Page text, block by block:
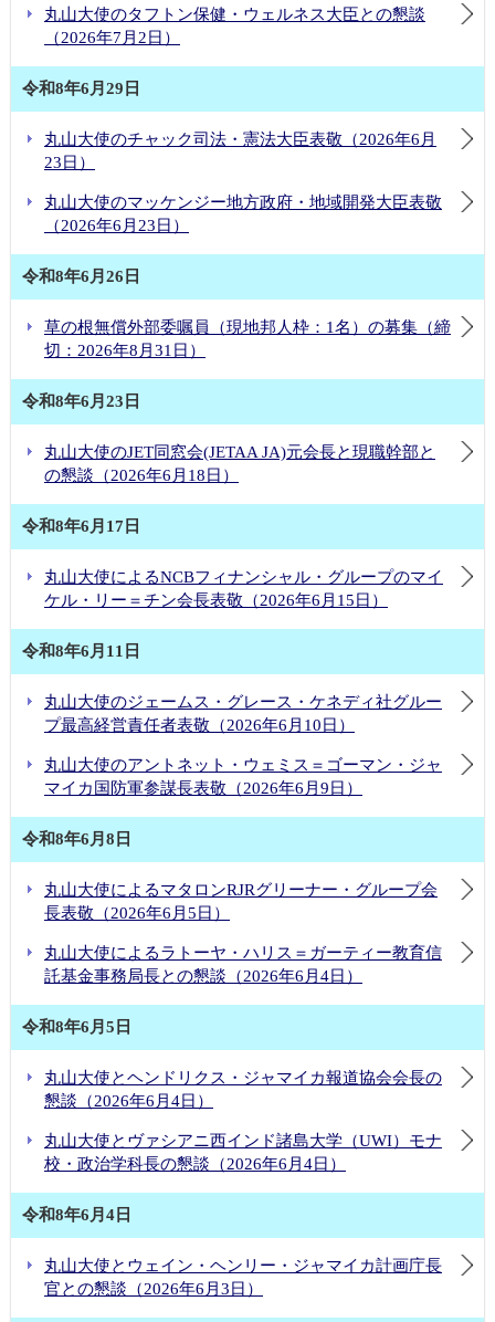
丸山大使のタフトン保健・ウェルネス大臣との懇談
（2026年7月2日）
令和8年6月29日
丸山大使のチャック司法・憲法大臣表敬（2026年6月
23日）
丸山大使のマッケンジー地方政府・地域開発大臣表敬
（2026年6月23日）
令和8年6月26日
草の根無償外部委嘱員（現地邦人枠：1名）の募集（締
切：2026年8月31日）
令和8年6月23日
丸山大使のJET同窓会(JETAA JA)元会長と現職幹部と
の懇談（2026年6月18日）
令和8年6月17日
丸山大使によるNCBフィナンシャル・グループのマイ
ケル・リー＝チン会長表敬（2026年6月15日）
令和8年6月11日
丸山大使のジェームス・グレース・ケネディ社グルー
プ最高経営責任者表敬（2026年6月10日）
丸山大使のアントネット・ウェミス＝ゴーマン・ジャ
マイカ国防軍参謀長表敬（2026年6月9日）
令和8年6月8日
丸山大使によるマタロンRJRグリーナー・グループ会
長表敬（2026年6月5日）
丸山大使によるラトーヤ・ハリス＝ガーティー教育信
託基金事務局長との懇談（2026年6月4日）
令和8年6月5日
丸山大使とヘンドリクス・ジャマイカ報道協会会長の
懇談（2026年6月4日）
丸山大使とヴァシアニ西インド諸島大学（UWI）モナ
校・政治学科長の懇談（2026年6月4日）
令和8年6月4日
丸山大使とウェイン・ヘンリー・ジャマイカ計画庁長
官との懇談（2026年6月3日）